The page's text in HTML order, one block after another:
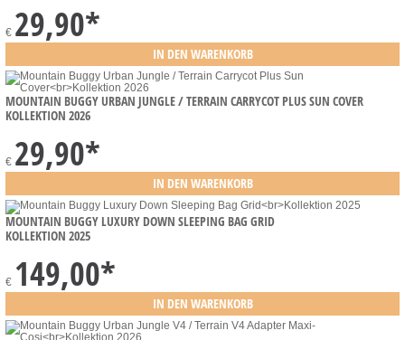
€ 29,90*
MOUNTAIN BUGGY URBAN JUNGLE / TERRAIN CARRYCOT PLUS SUN COVER
KOLLEKTION 2026
€ 29,90*
MOUNTAIN BUGGY LUXURY DOWN SLEEPING BAG GRID
KOLLEKTION 2025
€ 149,00*